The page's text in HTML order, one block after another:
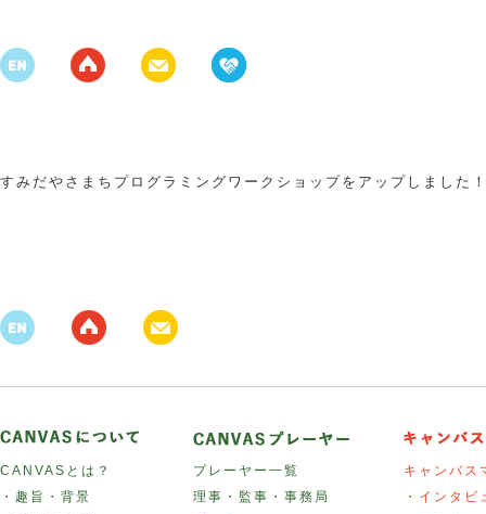
すみだやさまちプログラミングワークショップをアップしました
CANVASとは？
・趣旨・背景
プレーヤー一覧
理事・監事・事務局
キャンバス
・インタビ